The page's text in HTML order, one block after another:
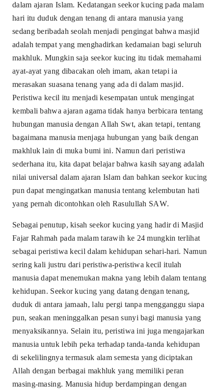
dalam ajaran Islam. Kedatangan seekor kucing pada malam
hari itu duduk dengan tenang di antara manusia yang
sedang beribadah seolah menjadi pengingat bahwa masjid
adalah tempat yang menghadirkan kedamaian bagi seluruh
makhluk. Mungkin saja seekor kucing itu tidak memahami
ayat-ayat yang dibacakan oleh imam, akan tetapi ia
merasakan suasana tenang yang ada di dalam masjid.
Peristiwa kecil itu menjadi kesempatan untuk mengingat
kembali bahwa ajaran agama tidak hanya berbicara tentang
hubungan manusia dengan Allah Swt, akan tetapi, tentang
bagaimana manusia menjaga hubungan yang baik dengan
makhluk lain di muka bumi ini. Namun dari peristiwa
sederhana itu, kita dapat belajar bahwa kasih sayang adalah
nilai universal dalam ajaran Islam dan bahkan seekor kucing
pun dapat mengingatkan manusia tentang kelembutan hati
yang pernah dicontohkan oleh Rasulullah SAW.
Sebagai penutup, kisah seekor kucing yang hadir di Masjid
Fajar Rahmah pada malam tarawih ke 24 mungkin terlihat
sebagai peristiwa kecil dalam kehidupan sehari-hari. Namun
sering kali justru dari peristiwa-peristiwa kecil itulah
manusia dapat menemukan makna yang lebih dalam tentang
kehidupan. Seekor kucing yang datang dengan tenang,
duduk di antara jamaah, lalu pergi tanpa mengganggu siapa
pun, seakan meninggalkan pesan sunyi bagi manusia yang
menyaksikannya. Selain itu, peristiwa ini juga mengajarkan
manusia untuk lebih peka terhadap tanda-tanda kehidupan
di sekelilingnya termasuk alam semesta yang diciptakan
Allah dengan berbagai makhluk yang memiliki peran
masing-masing. Manusia hidup berdampingan dengan